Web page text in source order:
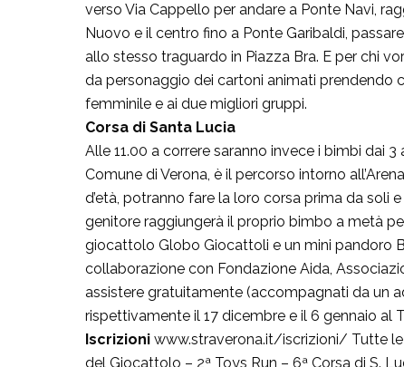
verso Via Cappello per andare a Ponte Navi,
Nuovo e il centro fino a Ponte Garibaldi,
allo stesso traguardo in Piazza Bra. E per chi
da personaggio dei cartoni animati prendendo
femminile e ai due migliori gruppi.
Corsa di Santa Lucia
Alle 11.00 a correre saranno invece i bimbi dai
Comune di Verona, è il percorso intorno
d’età, potranno fare la loro corsa prima da soli
genitore raggiungerà il proprio bimbo a metà
giocattolo Globo Giocattoli e un mini pandoro
collaborazione con Fondazione Aida,
assistere gratuitamente (accompagnati da un
rispettivamente il 17 dicembre e il 6 gennaio al
Iscrizioniwww.straverona.it/iscrizioni/ Tutte le
del Giocattolo – 2ª Toys Run – 6ª Corsa di S.